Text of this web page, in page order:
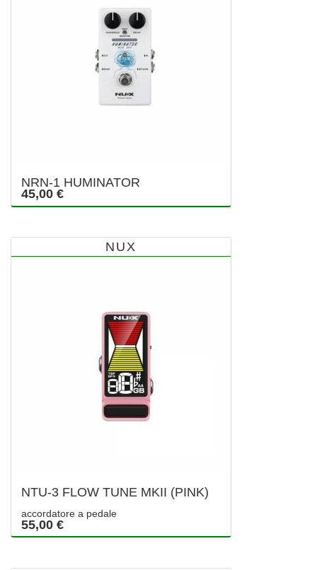
NRN-1 HUMINATOR
45,00 €
NUX
NTU-3 FLOW TUNE MKII (PINK)
accordatore a pedale
55,00 €